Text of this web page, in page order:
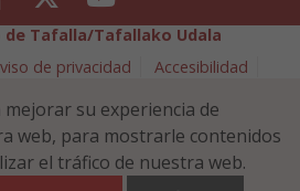
Tafalla/Tafallako Udala
de privacidad
Accesibilidad
Seguridad de la Información
(NAVARRA)
948 70 18 11
su experiencia de
web, para mostrarle contenidos
el tráfico de nuestra web.